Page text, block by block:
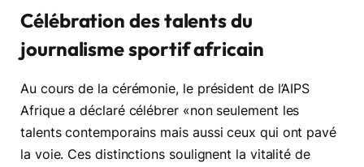
Célébration des talents du
journalisme sportif africain
Au cours de la cérémonie, le président de l’AIPS
Afrique a déclaré célébrer «non seulement les
talents contemporains mais aussi ceux qui ont pavé
la voie. Ces distinctions soulignent la vitalité de